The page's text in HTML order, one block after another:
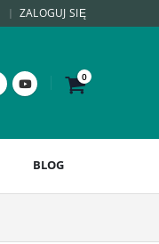
ZALOGUJ SIĘ
0
BLOG